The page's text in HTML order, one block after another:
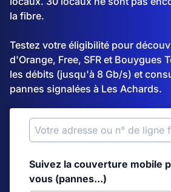
la fibre.
Testez votre éligibilité pour
d'Orange, Free, SFR et Bouygues
les débits (jusqu'à 8 Gb/s) et
pannes signalées à Les Achards.
Suivez la couverture mobile
vous (pannes...)